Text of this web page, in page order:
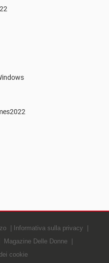
Informativa sulla privacy
Magazine Delle Donne
cookie